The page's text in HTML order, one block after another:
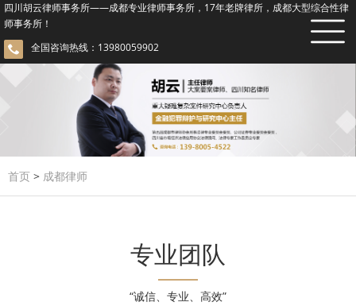
四川胡云律师事务所——成都专业律师事务所，17年老牌律所，成都大型综合性律
师事务所！
全国咨询热线：13980059902
首页 > 成都律师
专业团队
“诚信、专业、高效”